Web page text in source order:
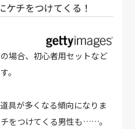
チをつけてくる！
場合、初心者用セットなど
。
具が多くなる傾向になりま
をつけてくる男性も……。